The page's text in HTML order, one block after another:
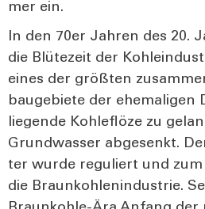
mer ein.
In den 70er Jah­ren des 20.
die Blü­te­zeit der
eines der größ­ten
bau­ge­bie­te der ehe­ma­li­gen
lie­gen­de Koh­le­flö­ze zu
Grund­was­ser abge­senkt.
ter wur­de regu­liert und
die Braun­koh­len­in­dus­trie.